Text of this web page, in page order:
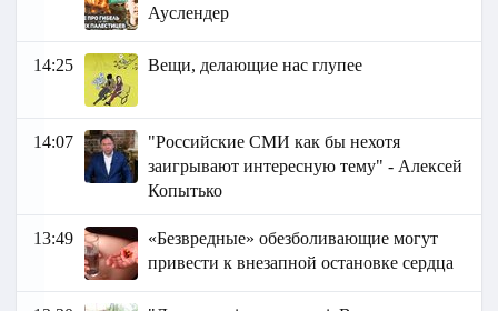
Ауслендер
14:25 Вещи, делающие нас глупее
14:07
"Российские СМИ как бы нехотя
заигрывают интересную тему" - Алексей
Копытько
13:49
«Безвредные» обезболивающие могут
привести к внезапной остановке сердца